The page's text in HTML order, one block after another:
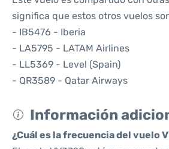
significa que estos otros vuelos
- IB5476 - Iberia
- LA5795 - LATAM Airlines
- LL5369 - Level (Spain)
- QR3589 - Qatar Airways
Información
¿Cuál es la frecuencia del vuelo